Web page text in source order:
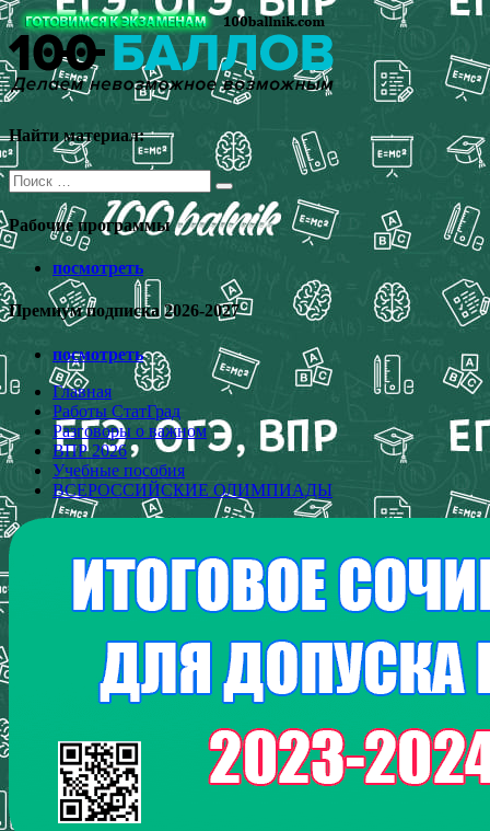
Перейти
к
содержимому
Найти материал:
Поиск
для:
Рабочие программы
посмотреть
Премиум подписка 2026-2027
посмотреть
Главная
Работы СтатГрад
Разговоры о важном
ВПР 2026
Учебные пособия
ВСЕРОССИЙСКИЕ ОЛИМПИАДЫ